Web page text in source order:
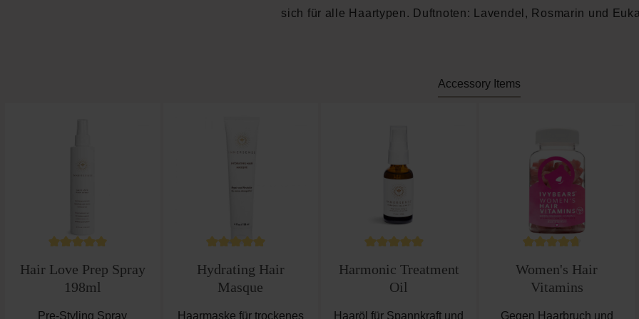
sich für alle Haartypen. Duftnoten: Lavendel, Rosmarin und
Accessory Items
Hair Love Prep Spray
198ml
Pre-Styling Spray
Hydrating Hair
Masque
Haarmaske für trockenes
Harmonic Treatment
Oil
Haaröl für Spannkraft und
Women's Hair
Vitamins
Gegen Haarbruch und